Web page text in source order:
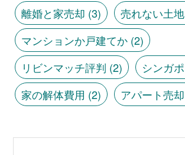
離婚と家売却 (3) 売れない土地
マンションか戸建てか(2)
リビンマッチ評判 (2) シンガ
家の解体費用 (2) アパート売却